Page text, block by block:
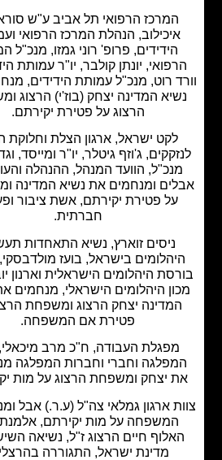
המרכז הרפואי תל אביב ע"ש סוראסקי
הנהלת המרכז הרפואי ועמותת
הידידים, פרופ' רוני גמזו, מנכ"ל המרכז
יונתן קולבר, יו"ר עמותת הידידים,
רוט, מנכ"ל עמותת הידידים, מנחמים את
המדינה יצחק (בוז'י) הרצוג ומשפחת
הרצוג על פטירת יקירתם.
לקט ישראל, ארגון הצלת וחלוקת המזון
ג'וזף גיטלר, יו"ר ומייסד, וגדי כרוך,
הוועד המנהל, ההנהלה והעובדים
ומנחמים את נשיא המדינה ומשפחתו
על פטירת יקירתם, אשת ציבור ופעילה
חברתית.
ניסים זוארץ, נשיא התאחדות תעשייני
בישראל, בועז מולדבסקי, נשיא
היהלומים הישראלית וארנון יובל, יו"ר
היהלומים הישראלי, מנחמים את נשיא
יצחק הרצוג ומשפחת הרצוג על
פטירת אם המשפחה.
מפגלת העבודה, ח"כ מרב מיכאלי, יו"ר
וחברי וחברות המפלגה מנחמים
יצחק ומשפחת הרצוג על מות יקירתם.
ארגון גמלאי צה"ל (ע.ר.) אבל ומנחם את
המשפחה על מות יקירתם, אלמנתו של
חיים הרצוג ז"ל, נשיאה השישי של
מדינת ישראל, התגוררה בהרצליה.